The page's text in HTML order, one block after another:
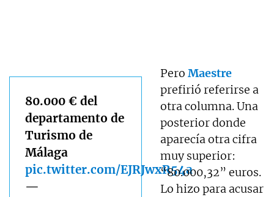
80.000 € del
departamento de
Turismo de
Málaga
pic.twitter.com/EJRJwxR54a
—
PeroMaestre
prefirió referirse a
otra columna. Una
posterior donde
aparecía otra cifra
muy superior:
“80.000,32” euros.
Lo hizo para acusar